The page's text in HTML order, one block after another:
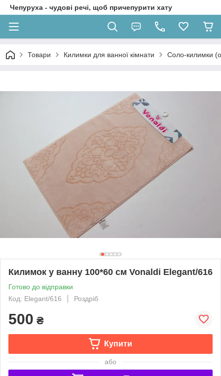
Чепуруха - чудовi речi, щоб причепурити хату
Товари Килимки для ванної кімнати Соло-килимки
Килимок у ванну 100*60 см Vonaldi Elegant/616
Готово до відправки
Код: Elegant/616
Роздріб
500 ₴
Купити
або